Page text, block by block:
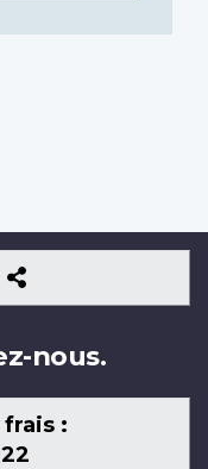
Suivez-
nous
nous.
frais :